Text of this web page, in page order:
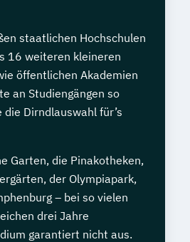
staatlichen Hochschulen
16 weiteren kleineren
öffentlichen Akademien
an Studiengängen so
Dirndlauswahl für’s
Garten, die Pinakotheken,
der Olympiapark,
– bei so vielen
drei Jahre
garantiert nicht aus.